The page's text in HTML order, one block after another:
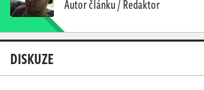
Autor článku / Redaktor
DISKUZE